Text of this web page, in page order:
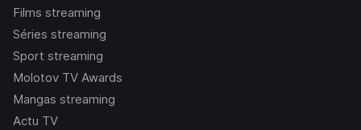
Films streaming
Séries streaming
Sport streaming
Molotov TV Awards
Mangas streaming
Actu TV